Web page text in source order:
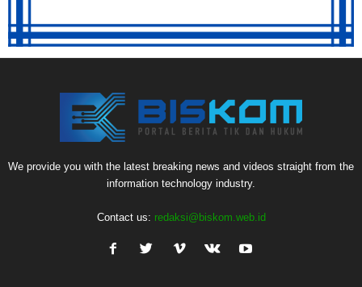
We provide you with the latest breaking news and videos straight from the
information technology industry.
Contact us: redaksi@biskom.web.id